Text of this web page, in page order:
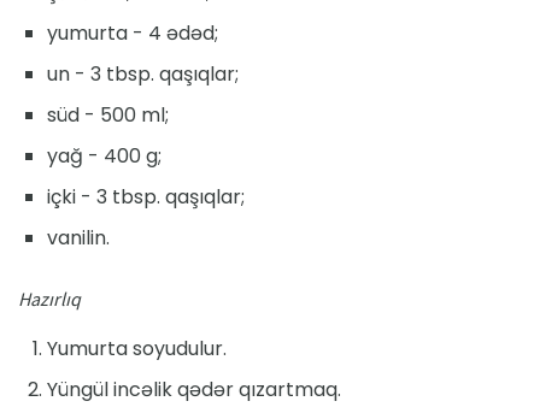
yumurta - 4 ədəd;
un - 3 tbsp. qaşıqlar;
süd - 500 ml;
yağ - 400 g;
içki - 3 tbsp. qaşıqlar;
vanilin.
Hazırlıq
Yumurta soyudulur.
Yüngül incəlik qədər qızartmaq.